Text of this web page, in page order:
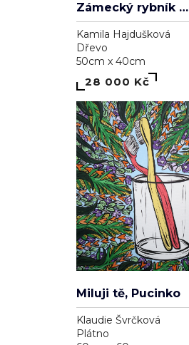
Zámecký rybník v Lednici
Kamila Hajdušková
Dřevo
50cm x 40cm
28 000 Kč
Miluji tě, Pucinko
Klaudie Švrčková
Plátno